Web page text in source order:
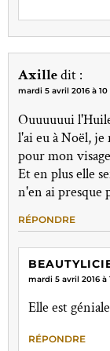
Axilledit :
mardi 5 avril 2016 à
Ouuuuuui
l'ai eu à Noël, je
pour mon
Et en plus elle
n'en ai presque
RÉPONDRE
mardi 5 avril 2016 à
Elle est
RÉPONDRE